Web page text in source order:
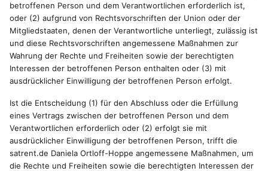
betroffenen Person und dem Verantwortlichen erforderlich ist,
oder (2) aufgrund von Rechtsvorschriften der Union oder der
Mitgliedstaaten, denen der Verantwortliche unterliegt, zulässig ist
und diese Rechtsvorschriften angemessene Maßnahmen zur
Wahrung der Rechte und Freiheiten sowie der berechtigten
Interessen der betroffenen Person enthalten oder (3) mit
ausdrücklicher Einwilligung der betroffenen Person erfolgt.
Ist die Entscheidung (1) für den Abschluss oder die Erfüllung
eines Vertrags zwischen der betroffenen Person und dem
Verantwortlichen erforderlich oder (2) erfolgt sie mit
ausdrücklicher Einwilligung der betroffenen Person, trifft die
satrent.de Daniela Ortloff-Hoppe angemessene Maßnahmen, um
die Rechte und Freiheiten sowie die berechtigten Interessen der